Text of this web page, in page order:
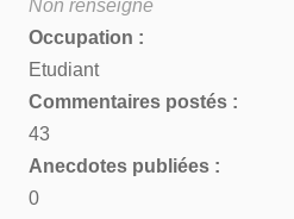
Non renseigné
Occupation :
Etudiant
Commentaires postés :
43
Anecdotes publiées :
0